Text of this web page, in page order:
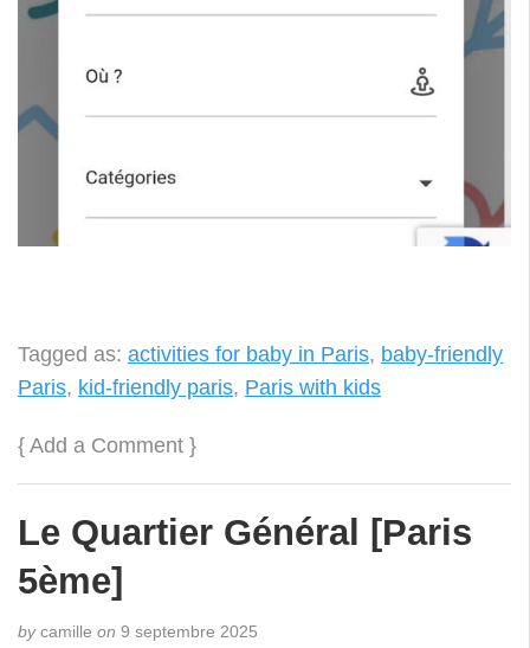
Tagged as: activities for baby in Paris, baby-friendly
Paris, kid-friendly paris, Paris with kids
{ Add a Comment }
Le Quartier Général [Paris
5ème]
bycamille on 9 septembre 2025